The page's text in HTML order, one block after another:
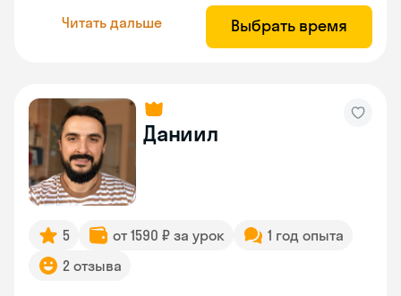
Читать дальше Выбрать время
Даниил
5 от 1590 ₽ за урок
1 год опыта
2 отзыва